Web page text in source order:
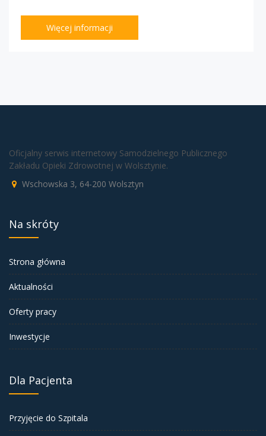
Więcej informacji
Oficjalny serwis internetowy Samodzielnego Publicznego
Zakładu Opieki Zdrowotnej w Wolsztynie.
Wschowska 3, 64-200 Wolsztyn
Na skróty
Strona główna
Aktualności
Oferty pracy
Inwestycje
Dla Pacjenta
Przyjęcie do Szpitala